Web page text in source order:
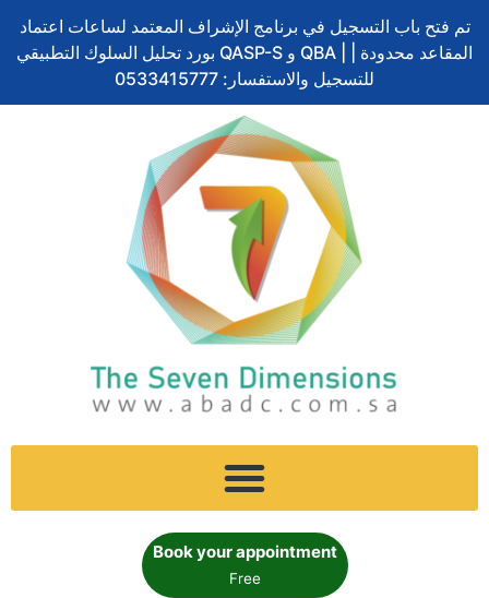
content
تم فتح باب التسجيل في برنامج الإشراف المعتمد لساعات اعتماد
بورد تحليل السلوك التطبيقي QASP-S و QBA | المقاعد محدودة |
للتسجيل والاستفسار: 0533415777
Book your appointment
Free